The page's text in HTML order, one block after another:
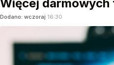
Więcej
Dodano: wczoraj 16:30